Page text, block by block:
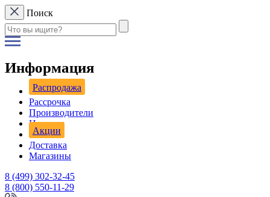
Поиск
Информация
Распродажа
Рассрочка
Производители
Новости
Акции
Доставка
Магазины
8 (499) 302-32-45
8 (800) 550-11-29